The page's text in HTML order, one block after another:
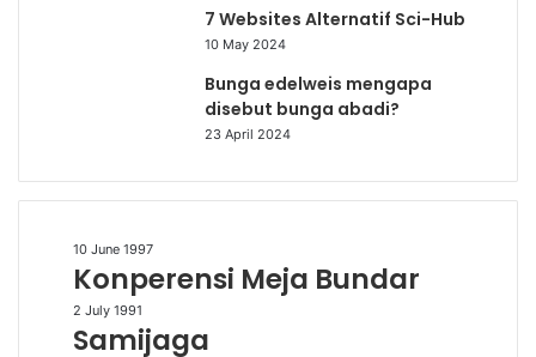
7 Websites Alternatif Sci-Hub
10 May 2024
Bunga edelweis mengapa
disebut bunga abadi?
23 April 2024
Konperensi
Meja
10 June 1997
Konperensi Meja Bundar
Samijaga
2 July 1991
Samijaga